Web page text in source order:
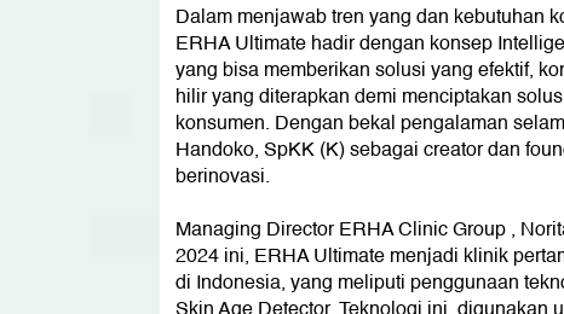
Dalam menjawab tren yang dan kebutuhan
ERHA Ultimate hadir dengan konsep
yang bisa memberikan solusi yang efektif,
hilir yang diterapkan demi menciptakan
konsumen. Dengan bekal pengalaman
Handoko, SpKK (K) sebagai creator dan
berinovasi.
Managing Director ERHA Clinic Group ,
2024 ini, ERHA Ultimate menjadi klinik
di Indonesia, yang meliputi penggunaan